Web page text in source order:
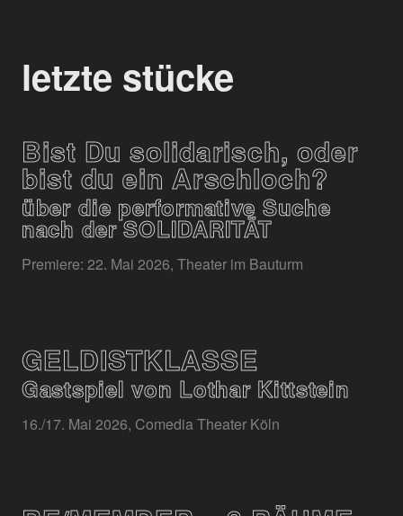
letzte stücke
Bist Du solidarisch, oder
bist du ein Arschloch?
über die performative Suche
nach der SOLIDARITÄT
Premiere: 22. Mai 2026, Theater im Bauturm
GELDISTKLASSE
Gastspiel von Lothar Kittstein
16./17. Mai 2026, Comedia Theater Köln